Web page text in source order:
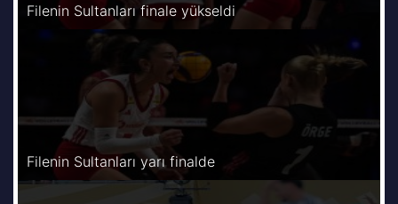
Filenin Sultanları finale yükseldi
Filenin Sultanları yarı finalde